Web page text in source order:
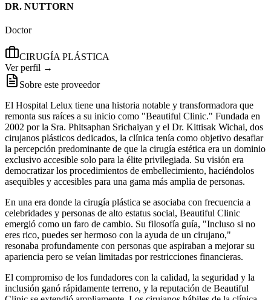
DR. NUTTORN
Doctor
CIRUGÍA PLÁSTICA
Ver perfil →
Sobre este proveedor
El Hospital Lelux tiene una historia notable y transformadora que
remonta sus raíces a su inicio como "Beautiful Clinic." Fundada en
2002 por la Sra. Phitsaphan Srichaiyan y el Dr. Kittisak Wichai, dos
cirujanos plásticos dedicados, la clínica tenía como objetivo desafiar
la percepción predominante de que la cirugía estética era un dominio
exclusivo accesible solo para la élite privilegiada. Su visión era
democratizar los procedimientos de embellecimiento, haciéndolos
asequibles y accesibles para una gama más amplia de personas.
En una era donde la cirugía plástica se asociaba con frecuencia a
celebridades y personas de alto estatus social, Beautiful Clinic
emergió como un faro de cambio. Su filosofía guía, "Incluso si no
eres rico, puedes ser hermoso con la ayuda de un cirujano,"
resonaba profundamente con personas que aspiraban a mejorar su
apariencia pero se veían limitadas por restricciones financieras.
El compromiso de los fundadores con la calidad, la seguridad y la
inclusión ganó rápidamente terreno, y la reputación de Beautiful